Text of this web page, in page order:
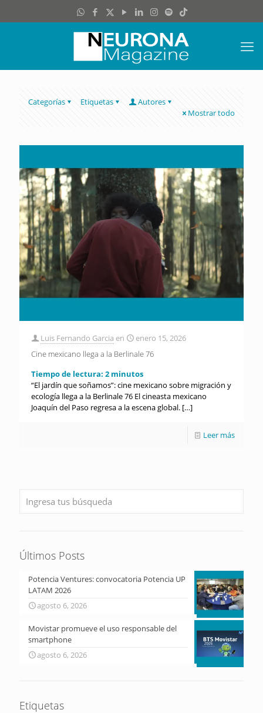
Categorías Etiquetas
Autores
Mostrar todo
Luis Fernando Garcia en
enero 15, 2026
Cine mexicano llega a la Berlinale 76
Tiempo de lectura: 2 minutos
“El jardín que soñamos”: cine mexicano sobre migración y
ecología llega a la Berlinale 76 El cineasta mexicano
Joaquín del Paso regresa a la escena global. […]
Leer más
Últimos Posts
Potencia Ventures: convocatoria Potencia UP
LATAM 2026
agosto 6, 2026
Movistar promueve el uso responsable del
smartphone
agosto 6, 2026
Etiquetas